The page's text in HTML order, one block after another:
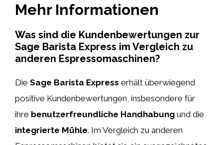
Mehr Informationen
Was sind die Kundenbewertungen zur
Sage Barista Express im Vergleich zu
anderen Espressomaschinen?
Die Sage Barista Express erhält überwiegend
positive Kundenbewertungen, insbesondere für
ihre benutzerfreundliche Handhabung und die
integrierte Mühle. Im Vergleich zu anderen